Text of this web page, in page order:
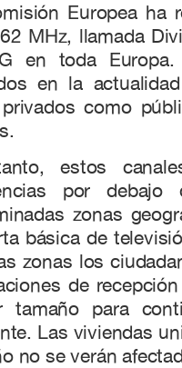
Europea ha
MHz, llamada
en toda
en la
como
estos
por
zonas
básica de
zonas los
de
tamaño para
Las viviendas
no se verán